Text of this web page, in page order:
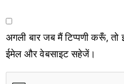
अगली बार जब मैं टिप्पणी करूँ, तो
ईमेल और वेबसाइट सहेजें।